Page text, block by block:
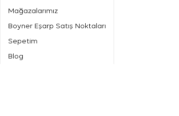
Mağazalarımız
Boyner Eşarp Satış Noktaları
Sepetim
Blog